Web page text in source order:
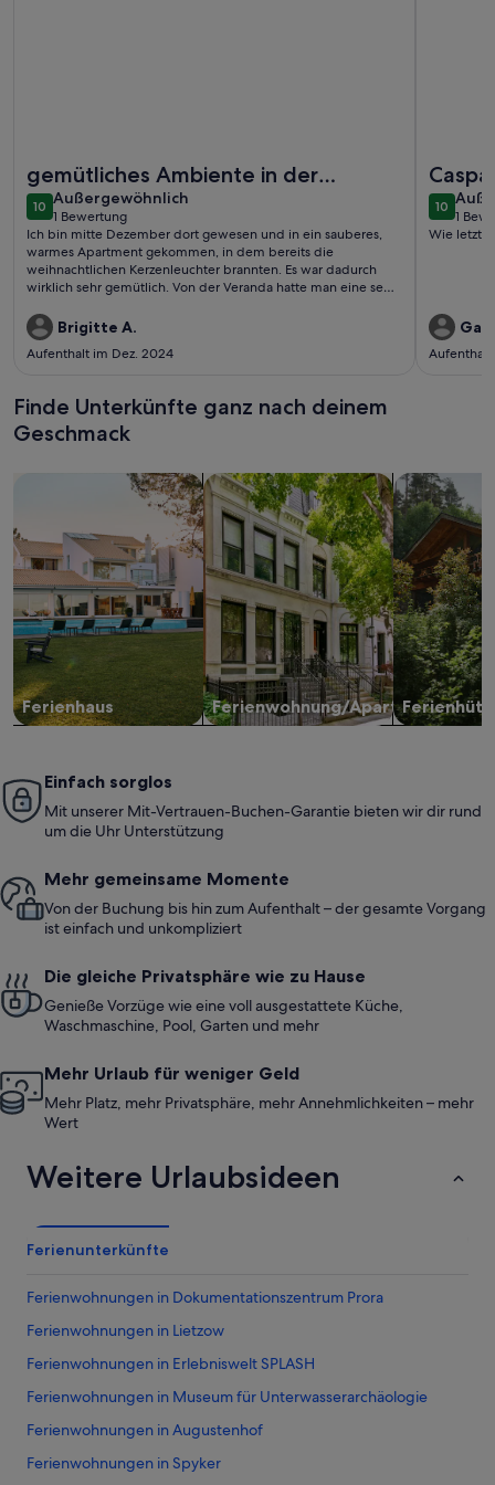
gemütliches Ambiente in der
Vorweihnachtszeit
1010 von 10
Außergewöhnlich
außergewöhnlich
1 Bewertung
(1
bewertung)
Ich bin mitte Dezember dort gewesen und in ein sauberes,
warmes Apartment gekommen, in dem bereits die
weihnachtlichen Kerzenleuchter brannten. Es war dadurch
wirklich sehr gemütlich. Von der Veranda hatte man eine sehr
Brigitte A.
Aufenthalt im Dez. 2024
1010 von
1
(1
Wie
Aufenthalt
Finde Unterkünfte ganz nach deinem
Geschmack
Ferienhaus
Suche nach Ferienhäusern
Ferienwohnung/Apartment
Suche nach Ferienwohnungen oder
Suche nach
Einfach sorglos
Mit unserer Mit-Vertrauen-Buchen-Garantie bieten wir dir rund
um die Uhr Unterstützung
Mehr gemeinsame Momente
Von der Buchung bis hin zum Aufenthalt – der gesamte Vorgang
ist einfach und unkompliziert
Die gleiche Privatsphäre wie zu Hause
Genieße Vorzüge wie eine voll ausgestattete Küche,
Waschmaschine, Pool, Garten und mehr
Mehr Urlaub für weniger Geld
Mehr Platz, mehr Privatsphäre, mehr Annehmlichkeiten – mehr
Wert
Weitere Urlaubsideen
Ferienunterkünfte
Ferienwohnungen in Dokumentationszentrum Prora
Ferienwohnungen in Lietzow
Ferienwohnungen in Erlebniswelt SPLASH
Ferienwohnungen in Museum für Unterwasserarchäologie
Ferienwohnungen in Augustenhof
Ferienwohnungen in Spyker